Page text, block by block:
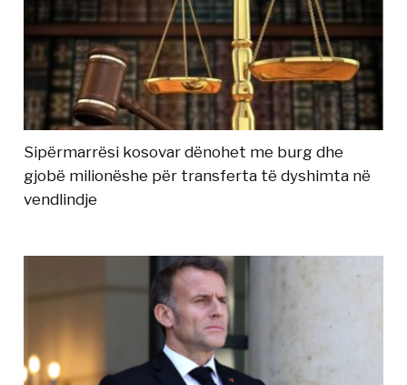
Sipërmarrësi kosovar dënohet me burg dhe
gjobë milionëshe për transferta të dyshimta në
vendlindje